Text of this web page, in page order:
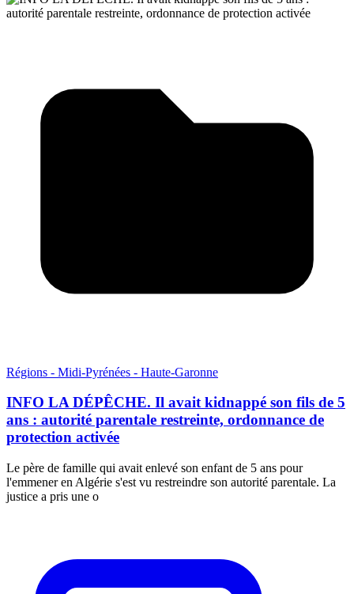
Régions - Midi-Pyrénées - Haute-Garonne
INFO LA DÉPÊCHE. Il avait kidnappé son fils de 5
ans : autorité parentale restreinte, ordonnance de
protection activée
Le père de famille qui avait enlevé son enfant de 5 ans pour
l'emmener en Algérie s'est vu restreindre son autorité parentale. La
justice a pris une o